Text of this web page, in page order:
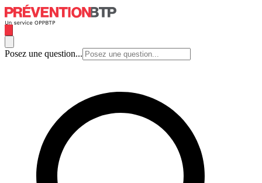
Posez une question...